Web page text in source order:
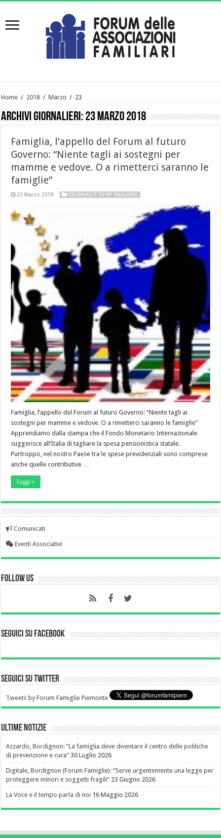
Home / 2018 / Marzo / 23
Archivi giornalieri: 23 Marzo 2018
Famiglia, l’appello del Forum al futuro
Governo: “Niente tagli ai sostegni per
mamme e vedove. O a rimetterci saranno le
famiglie”
23 Marzo 2018 GIORNALI E TV NE PARLANO
Famiglia, l’appello del Forum al futuro Governo: “Niente tagli ai
sostegni per mamme e vedove. O a rimetterci saranno le famiglie”
Apprendiamo dalla stampa che il Fondo Monetario Internazionale
suggerisce all’Italia di tagliare la spesa pensionistica statale.
Purtroppo, nel nostro Paese tra le spese previdenziali sono comprese
anche quelle contributive …
Leggi »
Comunicati
Eventi Associativi
Follow Us
Seguici su Facebook
Seguici su Twitter
Tweets by Forum Famiglie Piemonte
Ultime notizie
Azzardo, Bordignon: “La famiglia deve diventare il centro delle politiche
di prevenzione e cura” 30 Luglio 2026
Digitale, Bordignon (Forum Famiglie): “Serve urgentemente una legge per
proteggere minori e soggetti fragili” 23 Giugno 2026
La Voce e il tempo parla di noi 16 Maggio 2026